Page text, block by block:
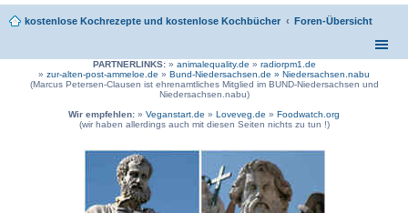
kostenlose Kochrezepte und kostenlose Kochbücher Foren-Übersicht
PARTNERLINKS:» animalequality.de » radiorpm1.de
» zur-alten-post-ammeloe.de » Bund-Niedersachsen.de » Niedersachsen.nabu
(Marcus Petersen-Clausen ist ehrenamtliches Mitglied im BUND-Niedersachsen und
Niedersachsen.nabu)
Wir empfehlen: » Veganstart.de » Loveveg.de » Foodwatch.org
(wir haben allerdings auch mit diesen Seiten nichts zu tun !)